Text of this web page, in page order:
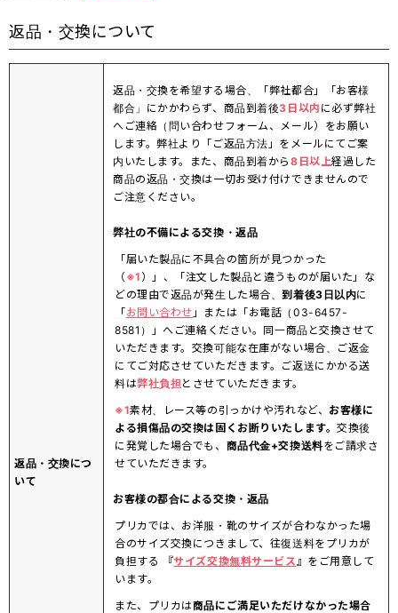
返品・交換について
返品・交換につ
いて
返品・交換を希望する場合、「弊社都合」「お客様
都合」にかかわらず、商品到着後3日以内 に必ず弊社
へご連絡（問い合わせフォーム、メール）をお願い
します。弊社より「ご返品方法」をメールにてご案
内いたします。また、商品到着から 8日以上経過した
商品の返品・交換は一切お受け付けできませんので
ご注意ください。
弊社の不備による交換・返品
「届いた製品に不具合の箇所が見つかった
（ ※1 ）」、「注文した製品と違うものが届いた」な
どの理由で返品が発生した場合、到着後3日以内に
「お問い合わせ 」または「お電話（03-6457-
8581）」へご連絡ください。同一商品と交換させて
いただきます。交換可能な在庫がない場合、ご返金
にてご対応させていただきます。ご返送にかかる送
料は弊社負担とさせていただきます。
※1素材、レース等の引っかけや汚れなど、 お客様に
よる損傷品の交換は固くお断りいたします。交換後
に発覚した場合でも、 商品代金+交換送料をご請求さ
せていただきます。
お客様の都合による交換・返品
プリカでは、お洋服・靴のサイズが合わなかった場
合のサイズ交換につきまして、往復送料をプリカが
負担する 『サイズ交換無料サービス』をご用意して
います。
また、プリカは商品にご満足いただけなかった場合